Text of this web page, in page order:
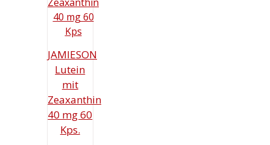
JAMIESON
Lutein
mit
Zeaxanthin
40 mg 60
Kps.